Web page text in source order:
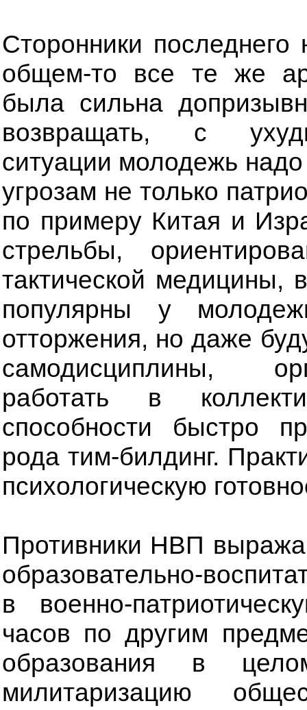
Сторонники последнего
общем-то все те же
была сильна
возвращать, с
ситуации молодежь
угрозам не только
по примеру Китая и
стрельбы,
тактической медицины,
популярны у
отторжения, но даже
самодисциплины,
работать в
способности быстро
рода тим-билдинг.
психологическую
Противники НВП
образовательно-
в военно-
часов по другим
образования в
милитаризацию